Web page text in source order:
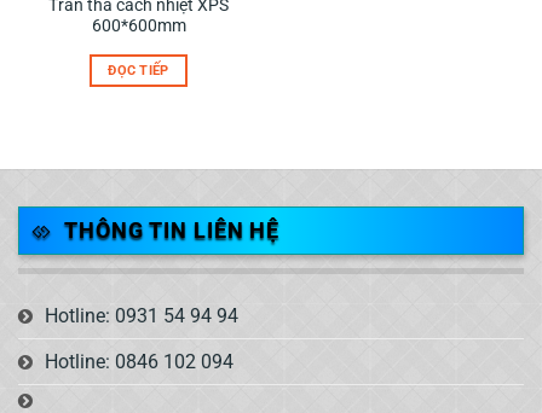
Trần thả cách nhiệt XPS
600*600mm
ĐỌC TIẾP
THÔNG TIN LIÊN HỆ
Hotline: 0931 54 94 94
Hotline: 0846 102 094